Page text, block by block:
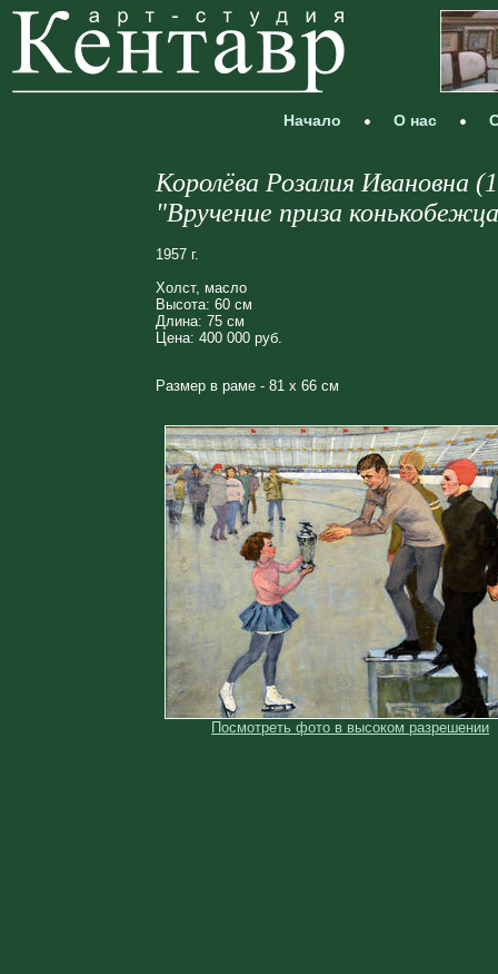
Начало О нас
Королёва Розалия Ивановна
"Вручение приза
1957 г.
Холст, масло
Высота: 60 см
Длина: 75 см
Цена: 400 000 руб.
Размер в раме - 81 х 66 см
Посмотреть фото в высоком разрешении